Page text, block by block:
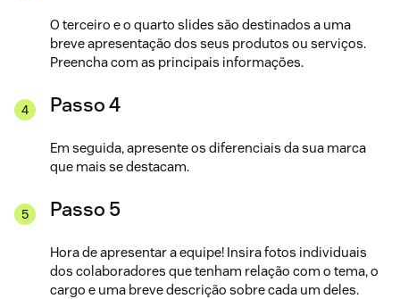
O terceiro e o quarto slides são destinados a uma
breve apresentação dos seus produtos ou serviços.
Preencha com as principais informações.
Passo 4
Em seguida, apresente os diferenciais da sua marca
que mais se destacam.
Passo 5
Hora de apresentar a equipe! Insira fotos individuais
dos colaboradores que tenham relação com o tema, o
cargo e uma breve descrição sobre cada um deles.